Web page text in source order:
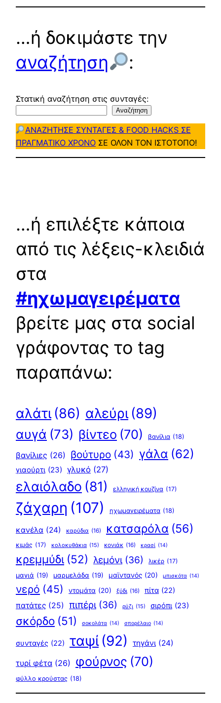
…ή δοκιμάστε την
αναζήτηση
:
Στατική αναζήτηση στις συνταγές:
Αναζήτηση
ΑΝΑΖΗΤΗΣΕ ΣΥΝΤΑΓΕΣ & FOOD HACKS ΣΕ
ΠΡΑΓΜΑΤΙΚΟ ΧΡΟΝΟ ΣΕ ΟΛΟΝ ΤΟΝ ΙΣΤΟΤΟΠΟ!
…ή επιλέξτε κάποια
από τις λέξεις-κλειδιά
στα
#ηχωμαγειρέματα
βρείτε μας στα social
γράφοντας το tag
παραπάνω:
αλάτι (86) αλεύρι (89)
αυγά (73) βίντεο (70) βανίλια (18)
βανίλιες (26) βούτυρο (43) γάλα (62)
γιαούρτι (23) γλυκό (27)
ελαιόλαδο (81) ελληνική κουζίνα (17)
ζάχαρη (107) ηχωμαγειρέματα (18)
κανέλα (24) καρύδια (16) κατσαρόλα (56)
κιμάς (17) κολοκυθάκια (15) κονιάκ (16) κρασί (14)
κρεμμύδι (52) λεμόνι (36) λικέρ (17)
μαγιά (19) μαρμελάδα (19) μαϊντανός (20) μπισκότα (14)
νερό (45) ντομάτα (20) ξύδι (16) πίτα (22)
πατάτες (25) πιπέρι (36) ρύζι (15) σιρόπι (23)
σκόρδο (51) σοκολάτα (14) σπορέλαιο (14)
συνταγές (22) ταψί (92) τηγάνι (24)
τυρί φέτα (26) φούρνος (70)
φύλλο κρούστας (18)